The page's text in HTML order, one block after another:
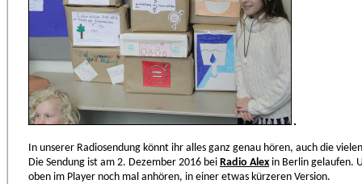
In unserer Radiosendung könnt ihr alles ganz genau hören, auch die
Die Sendung ist am 2. Dezember 2016 bei Radio Alexin Berlin gelaufen.
oben im Player noch mal anhören, in einer etwas kürzeren Version.